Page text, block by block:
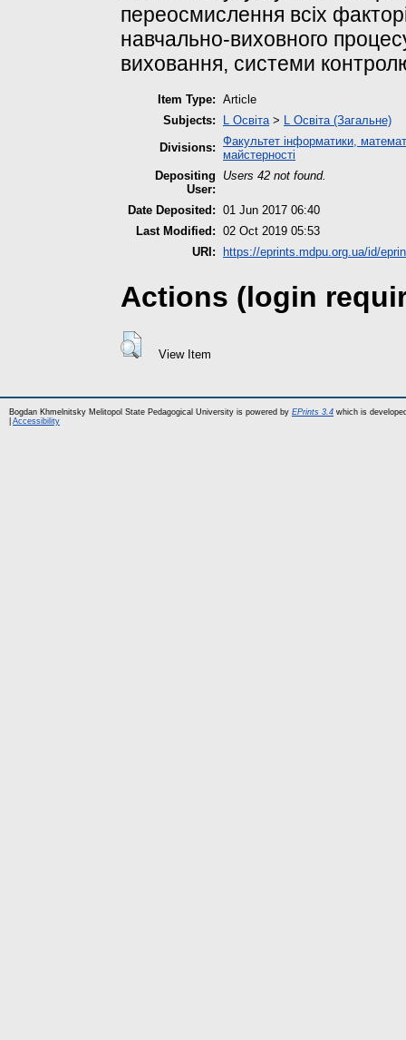
переосмислення всіх
навчально-виховного
виховання, системи
Item Type: Article
Subjects:
L Освіта> L Освіта (Загальне)
Divisions: Факультет інформатики,
майстерності
Depositing
User:
Users 42 not found.
Date Deposited: 01 Jun 2017 06:40
Last Modified: 02 Oct 2019 05:53
URI:
https://eprints.mdpu.org.ua/id/
Actions (login
View Item
Bogdan Khmelnitsky Melitopol State Pedagogical University is powered by EPrints 3.4 which is
Accessibility